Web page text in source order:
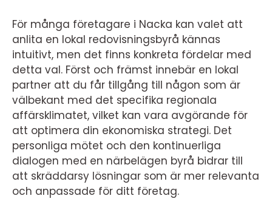
För många företagare i Nacka kan valet att
anlita en lokal redovisningsbyrå kännas
intuitivt, men det finns konkreta fördelar med
detta val. Först och främst innebär en lokal
partner att du får tillgång till någon som är
välbekant med det specifika regionala
affärsklimatet, vilket kan vara avgörande för
att optimera din ekonomiska strategi. Det
personliga mötet och den kontinuerliga
dialogen med en närbelägen byrå bidrar till
att skräddarsy lösningar som är mer relevanta
och anpassade för ditt företag.